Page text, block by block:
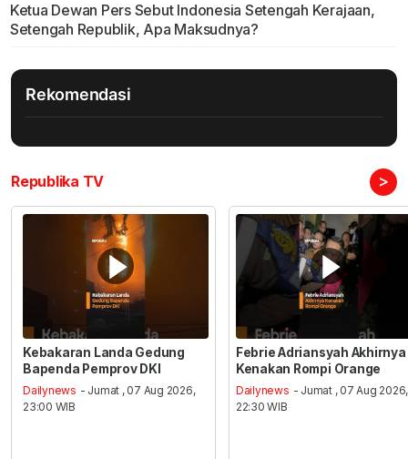
Ketua Dewan Pers Sebut Indonesia Setengah Kerajaan,
Setengah Republik, Apa Maksudnya?
Rekomendasi
Republika TV >
Kebakaran Landa Gedung
Bapenda Pemprov DKI
Dailynews - Jumat , 07 Aug 2026,
23:00 WIB
Febrie Adriansyah Akhirnya
Kenakan Rompi Orange
Dailynews - Jumat , 07 Aug 2026,
22:30 WIB